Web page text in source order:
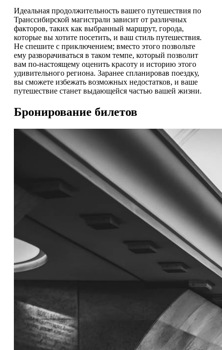
Идеальная продолжительность вашего путешествия по
Транссибирской магистрали зависит от различных
факторов, таких как выбранный маршрут, города,
которые вы хотите посетить, и ваш стиль путешествия.
Не спешите с приключением; вместо этого позвольте
ему разворачиваться в таком темпе, который позволит
вам по-настоящему оценить красоту и историю этого
удивительного региона. Заранее спланировав поездку,
вы сможете избежать возможных недостатков, и ваше
путешествие станет выдающейся частью вашей жизни.
Бронирование билетов